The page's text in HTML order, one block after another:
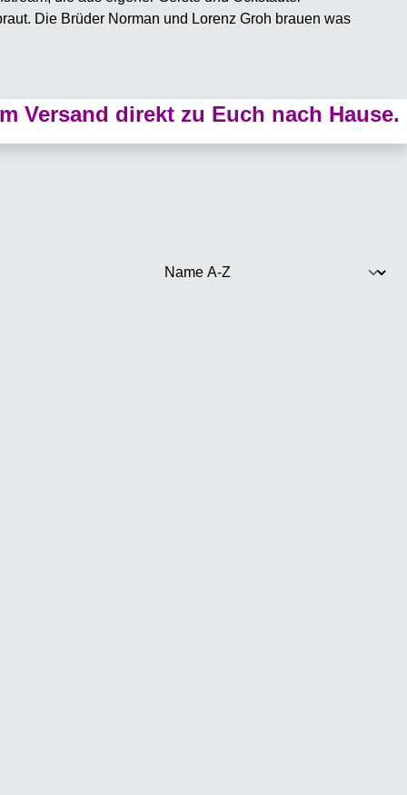
Die Brüder Norman und Lorenz Groh brauen was
Versand direkt zu Euch nach Hause.